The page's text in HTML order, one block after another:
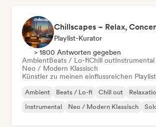
Playlist-Kurator
> 1800 Antworten gegeben
AmbientBeats / Lo-fiChill outInstrumental
Neo / Modern Klassisch
Künstler zu meinen einflussreichen
Ambient Beats / Lo-fi Chill out
Instrumental
Neo / Modern Klassisch